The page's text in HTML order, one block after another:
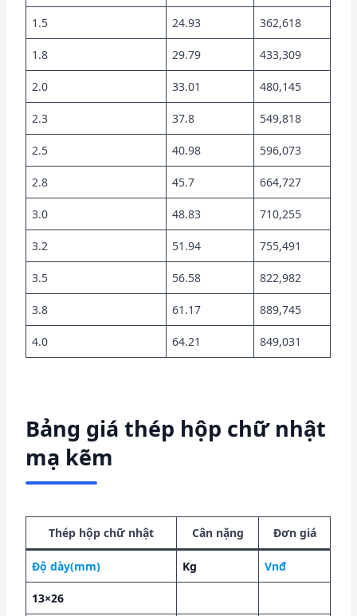
1.5 24.93 362,618
1.8 29.79 433,309
2.0 33.01 480,145
2.3 37.8 549,818
2.5 40.98 596,073
2.8 45.7 664,727
3.0 48.83 710,255
3.2 51.94 755,491
3.5 56.58 822,982
3.8 61.17 889,745
4.0 64.21 849,031
Bảng giá thép hộp chữ nhật
mạ kẽm
Thép hộp chữ nhật Cân nặng Đơn giá
Độ dày(mm) Kg Vnđ
13×26